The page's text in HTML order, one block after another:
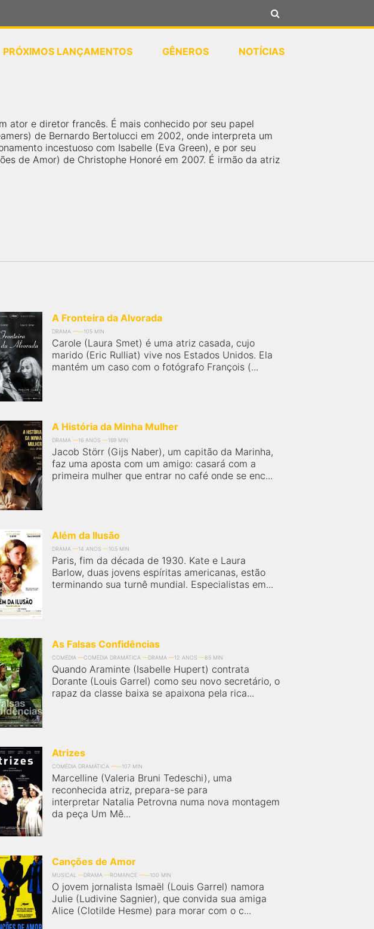
PRÓXIMOS LANÇAMENTOS GÊNEROS NOTÍCIAS
ator e diretor francês. É mais conhecido por seu papel
de Bernardo Bertolucci em 2002, onde interpreta um
incestuoso com Isabelle (Eva Green), e por seu
de Amor) de Christophe Honoré em 2007. É irmão da atriz
A Fronteira da Alvorada
DRAMA 105 MIN
Carole (Laura Smet) é uma atriz casada, cujo
marido (Eric Rulliat) vive nos Estados Unidos. Ela
mantém um caso com o fotógrafo François (...
A História da Minha Mulher
DRAMA 16 ANOS 169 MIN
Jacob Störr (Gijs Naber), um capitão da Marinha,
faz uma aposta com um amigo: casará com a
primeira mulher que entrar no café onde se enc...
Além da Ilusão
DRAMA 14 ANOS 105 MIN
Paris, fim da década de 1930. Kate e Laura
Barlow, duas jovens espíritas americanas, estão
terminando sua turnê mundial. Especialistas em...
As Falsas Confidências
COMÉDIA COMÉDIA DRAMÁTICA DRAMA 12 ANOS 85 MIN
Quando Araminte (Isabelle Hupert) contrata
Dorante (Louis Garrel) como seu novo secretário, o
rapaz da classe baixa se apaixona pela rica...
Atrizes
COMÉDIA DRAMÁTICA 107 MIN
Marcelline (Valeria Bruni Tedeschi), uma
reconhecida atriz, prepara-se para
interpretar Natalia Petrovna numa nova montagem
da peça Um Mê...
Canções de Amor
MUSICAL DRAMA ROMANCE 100 MIN
O jovem jornalista Ismaël (Louis Garrel) namora
Julie (Ludivine Sagnier), que convida sua amiga
Alice (Clotilde Hesme) para morar com o c...